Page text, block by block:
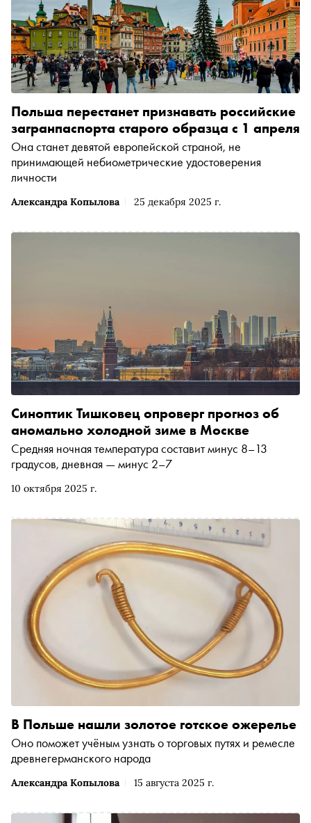
Александра Копылова 25 декабря 2025 г.
Польша перестанет признавать российские
загранпаспорта старого образца с 1 апреля
Она станет девятой европейской страной, не
принимающей небиометрические удостоверения
личности
10 октября 2025 г.
Синоптик Тишковец опроверг прогноз об
аномально холодной зиме в Москве
Средняя ночная температура составит минус 8–13
градусов, дневная — минус 2–7
Александра Копылова 15 августа 2025 г.
В Польше нашли золотое готское ожерелье
Оно поможет учёным узнать о торговых путях и ремесле
древнегерманского народа